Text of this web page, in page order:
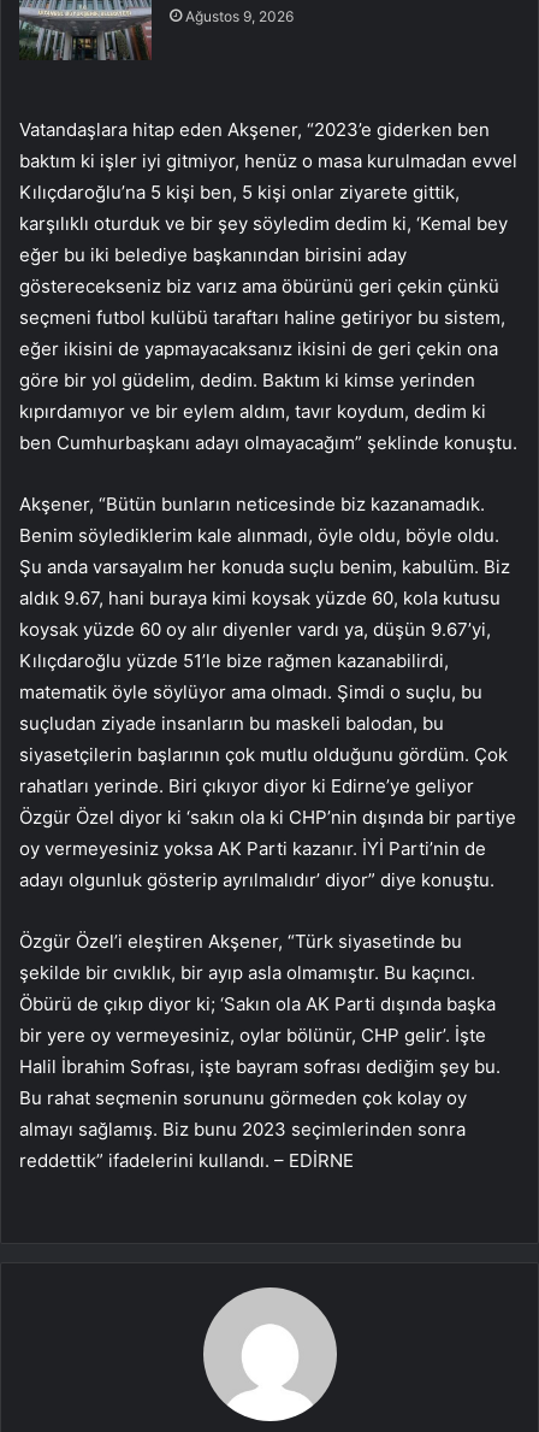
Ağustos 9, 2026
Vatandaşlara hitap eden Akşener, “2023’e giderken ben
baktım ki işler iyi gitmiyor, henüz o masa kurulmadan evvel
Kılıçdaroğlu’na 5 kişi ben, 5 kişi onlar ziyarete gittik,
karşılıklı oturduk ve bir şey söyledim dedim ki, ‘Kemal bey
eğer bu iki belediye başkanından birisini aday
gösterecekseniz biz varız ama öbürünü geri çekin çünkü
seçmeni futbol kulübü taraftarı haline getiriyor bu sistem,
eğer ikisini de yapmayacaksanız ikisini de geri çekin ona
göre bir yol güdelim, dedim. Baktım ki kimse yerinden
kıpırdamıyor ve bir eylem aldım, tavır koydum, dedim ki
ben Cumhurbaşkanı adayı olmayacağım” şeklinde konuştu.
Akşener, “Bütün bunların neticesinde biz kazanamadık.
Benim söylediklerim kale alınmadı, öyle oldu, böyle oldu.
Şu anda varsayalım her konuda suçlu benim, kabulüm. Biz
aldık 9.67, hani buraya kimi koysak yüzde 60, kola kutusu
koysak yüzde 60 oy alır diyenler vardı ya, düşün 9.67’yi,
Kılıçdaroğlu yüzde 51’le bize rağmen kazanabilirdi,
matematik öyle söylüyor ama olmadı. Şimdi o suçlu, bu
suçludan ziyade insanların bu maskeli balodan, bu
siyasetçilerin başlarının çok mutlu olduğunu gördüm. Çok
rahatları yerinde. Biri çıkıyor diyor ki Edirne’ye geliyor
Özgür Özel diyor ki ‘sakın ola ki CHP’nin dışında bir partiye
oy vermeyesiniz yoksa AK Parti kazanır. İYİ Parti’nin de
adayı olgunluk gösterip ayrılmalıdır’ diyor” diye konuştu.
Özgür Özel’i eleştiren Akşener, “Türk siyasetinde bu
şekilde bir cıvıklık, bir ayıp asla olmamıştır. Bu kaçıncı.
Öbürü de çıkıp diyor ki; ‘Sakın ola AK Parti dışında başka
bir yere oy vermeyesiniz, oylar bölünür, CHP gelir’. İşte
Halil İbrahim Sofrası, işte bayram sofrası dediğim şey bu.
Bu rahat seçmenin sorununu görmeden çok kolay oy
almayı sağlamış. Biz bunu 2023 seçimlerinden sonra
reddettik” ifadelerini kullandı. – EDİRNE